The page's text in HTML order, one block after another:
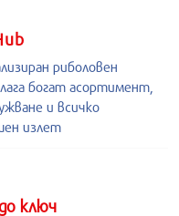
риболовен
богат асортимент,
и всичко
излет
ключ